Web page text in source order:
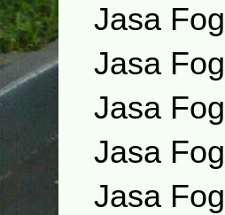
Jasa
Jasa
Jasa
Jasa
Jasa